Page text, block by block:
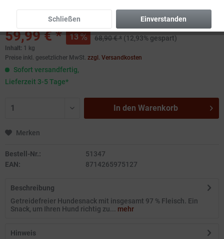
59,99 € * 13 68,90 € * (12,93% gespart)
Inhalt: 1 kg
Preise inkl. gesetzlicher MwSt. zzgl. Versandkosten
Sofort versandfertig,
Lieferzeit 3-5 Tage*
In den Warenkorb
Merken
Bestell-Nr.:
51347
EAN:
8714265975127
Beschreibung
Getreidefreier Hundesnack mit insgesamt 97 % Fleisch. Ein
Snack, um Ihren Hund richtig zu... mehr
Hinweis
Einverstanden
Schließen